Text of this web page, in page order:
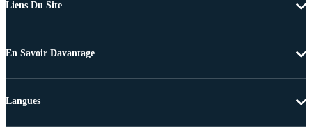
Liens Du Site
En Savoir Davantage
Langues